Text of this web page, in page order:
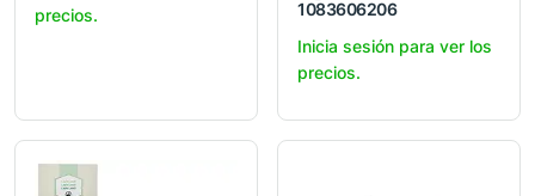
precios.
1083606206
Inicia sesión para ver los
precios.